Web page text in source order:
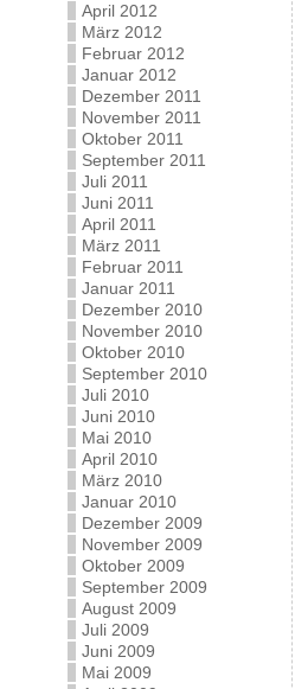
April 2012
März 2012
Februar 2012
Januar 2012
Dezember 2011
November 2011
Oktober 2011
September 2011
Juli 2011
Juni 2011
April 2011
März 2011
Februar 2011
Januar 2011
Dezember 2010
November 2010
Oktober 2010
September 2010
Juli 2010
Juni 2010
Mai 2010
April 2010
März 2010
Januar 2010
Dezember 2009
November 2009
Oktober 2009
September 2009
August 2009
Juli 2009
Juni 2009
Mai 2009